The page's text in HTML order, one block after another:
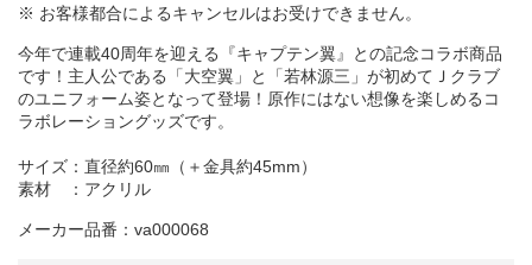
※ お客様都合によるキャンセルはお受けできません。
今年で連載40周年を迎える『キャプテン翼』との記念コラボ商品
です！主人公である「大空翼」と「若林源三」が初めてＪクラブ
のユニフォーム姿となって登場！原作にはない想像を楽しめるコ
ラボレーショングッズです。
サイズ：直径約60㎜（＋金具約45mm）
素材 ：アクリル
メーカー品番：va000068